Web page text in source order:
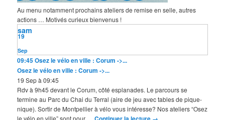
Au menu notamment prochains ateliers de remise en selle, autres
actions … Motivés curieux bienvenus !
Sep
19
sam
09:45Osez le vélo en ville : Corum ->...
Osez le vélo en ville : Corum ->...
19 Sep à 09:45
Rdv à 9h45 devant le Corum, côté esplanades. Le parcours se
termine au Parc du Chai du Terral (aire de jeu avec tables de pique-
nique). Sortir de Montpellier à vélo vous intéresse? Nos ateliers “Osez
le vélo en ville” sont pour …